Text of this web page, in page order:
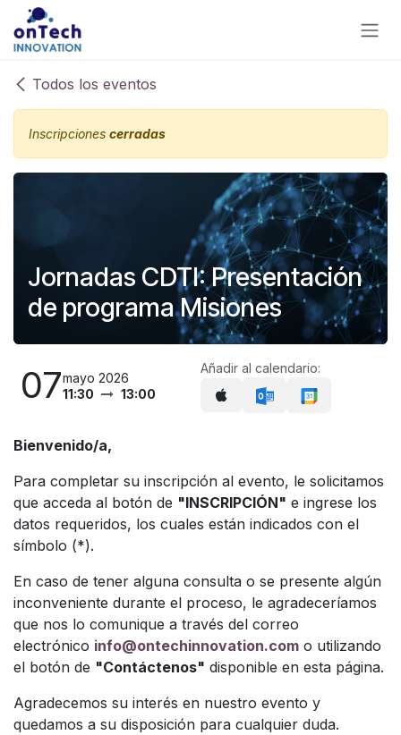
Ir al contenido
Todos los eventos
Inscripciones cerradas
Jornadas CDTI: Presentación
de programa Misiones
07mayo 2026
11:30
13:00
Añadir al calendario:
Bienvenido/a,
Para completar su inscripción al evento, le solicitamos
que acceda al botón de "INSCRIPCIÓN" e ingrese los
datos requeridos, los cuales están indicados con el
símbolo (*).
En caso de tener alguna consulta o se presente algún
inconveniente durante el proceso, le agradeceríamos
que nos lo comunique a través del correo
electrónico info@ontechinnovation.com o utilizando
el botón de "Contáctenos" disponible en esta página.
Agradecemos su interés en nuestro evento y
quedamos a su disposición para cualquier duda.